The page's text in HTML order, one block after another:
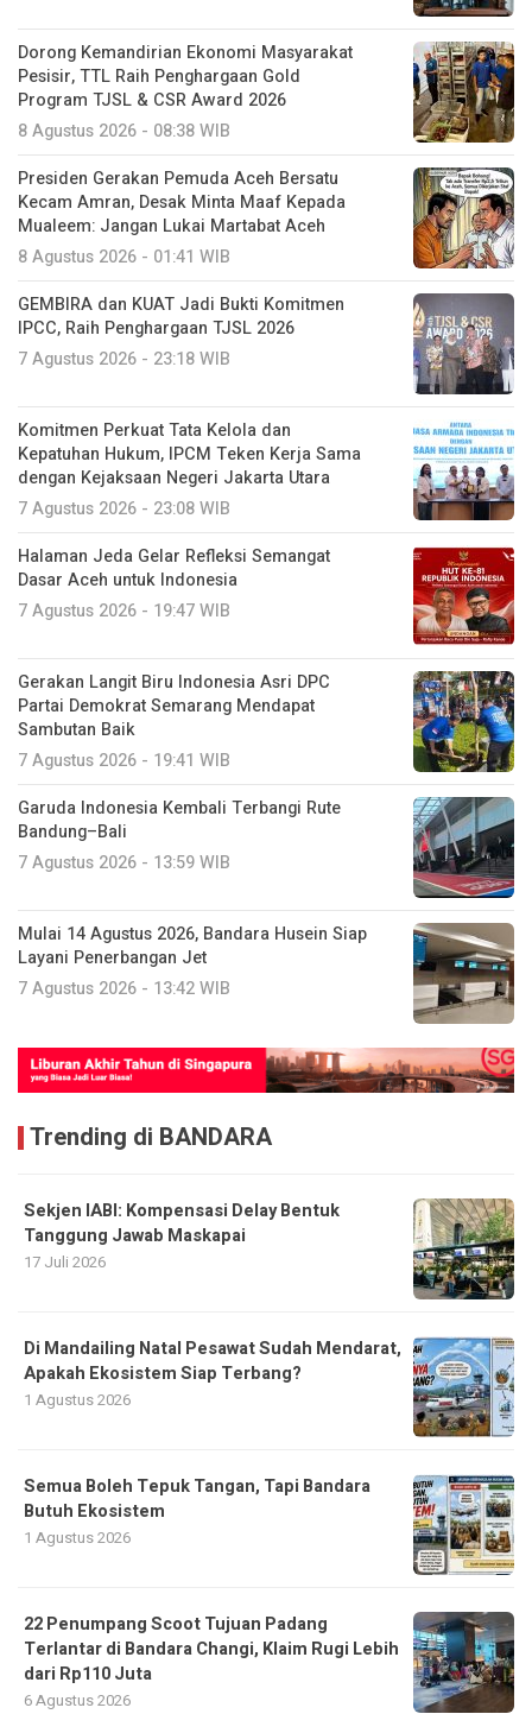
Dorong Kemandirian Ekonomi Masyarakat
Pesisir, TTL Raih Penghargaan Gold
Program TJSL & CSR Award 2026
8 Agustus 2026 - 08:38 WIB
Presiden Gerakan Pemuda Aceh Bersatu
Kecam Amran, Desak Minta Maaf Kepada
Mualeem: Jangan Lukai Martabat Aceh
8 Agustus 2026 - 01:41 WIB
GEMBIRA dan KUAT Jadi Bukti Komitmen
IPCC, Raih Penghargaan TJSL 2026
7 Agustus 2026 - 23:18 WIB
Komitmen Perkuat Tata Kelola dan
Kepatuhan Hukum, IPCM Teken Kerja Sama
dengan Kejaksaan Negeri Jakarta Utara
7 Agustus 2026 - 23:08 WIB
Halaman Jeda Gelar Refleksi Semangat
Dasar Aceh untuk Indonesia
7 Agustus 2026 - 19:47 WIB
Gerakan Langit Biru Indonesia Asri DPC
Partai Demokrat Semarang Mendapat
Sambutan Baik
7 Agustus 2026 - 19:41 WIB
Garuda Indonesia Kembali Terbangi Rute
Bandung–Bali
7 Agustus 2026 - 13:59 WIB
Mulai 14 Agustus 2026, Bandara Husein Siap
Layani Penerbangan Jet
7 Agustus 2026 - 13:42 WIB
Trending di BANDARA
Sekjen IABI: Kompensasi Delay Bentuk
Tanggung Jawab Maskapai
17 Juli 2026
Di Mandailing Natal Pesawat Sudah Mendarat,
Apakah Ekosistem Siap Terbang?
1 Agustus 2026
Semua Boleh Tepuk Tangan, Tapi Bandara
Butuh Ekosistem
1 Agustus 2026
22 Penumpang Scoot Tujuan Padang
Terlantar di Bandara Changi, Klaim Rugi Lebih
dari Rp110 Juta
6 Agustus 2026